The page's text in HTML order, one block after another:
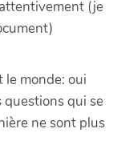
(je
le monde: oui
questions qui se
ne sont plus